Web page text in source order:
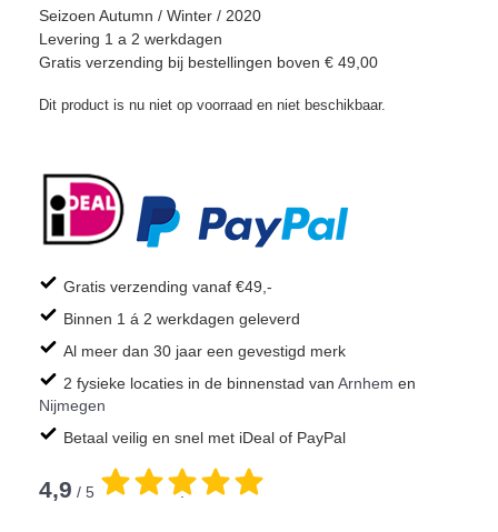
Seizoen Autumn / Winter / 2020
Levering 1 a 2 werkdagen
Gratis verzending bij bestellingen boven € 49,00
Dit product is nu niet op voorraad en niet beschikbaar.
Gratis verzending vanaf €49,-
Binnen 1 á 2 werkdagen geleverd
Al meer dan 30 jaar een gevestigd merk
2 fysieke locaties in de binnenstad van Arnhem en
Nijmegen
Betaal veilig en snel met iDeal of PayPal
4,9 / 5 .